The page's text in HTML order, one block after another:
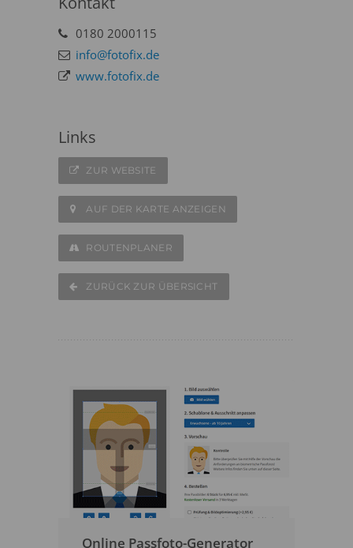
0180 2000115
info@fotofix.de
www.fotofix.de
Links
ZUR WEBSITE
AUF DER KARTE ANZEIGEN
ROUTENPLANER
ZURÜCK ZUR ÜBERSICHT
Online Passfoto-Generator